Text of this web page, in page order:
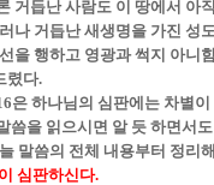
거듭난 사람도 이 땅에서 아
나 거듭난 새생명을 가진 성
을 행하고 영광과 썩지 아니
렸다.
은 하나님의 심판에는 차별
씀을 읽으시면 알 듯 하면서
말씀의 전체 내용부터 정리
심판하신다.